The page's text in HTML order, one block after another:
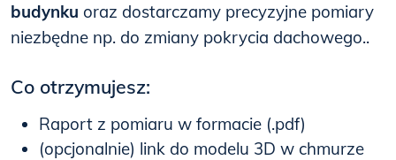
budynku oraz dostarczamy precyzyjne pomiary
niezbędne np. do zmiany pokrycia dachowego..
Co otrzymujesz:
Raport z pomiaru w formacie (.pdf)
(opcjonalnie) link do modelu 3D w chmurze